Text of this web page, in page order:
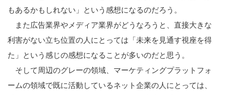
もあるかもしれない」という感想になるのだろう。
また広告業界やメディア業界がどうなろうと、直接大きな
利害がない立ち位置の人にとっては「未来を見通す視座を得
た」という感じの感想になることが多いのだと思う。
そして周辺のグレーの領域、マーケティングプラットフォ
ームの領域で既に活動しているネット企業の人にとっては、